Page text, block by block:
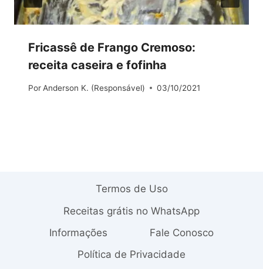
Fricassê de Frango Cremoso:
receita caseira e fofinha
Por Anderson K. (Responsável) 03/10/2021
Termos de Uso
Receitas grátis no WhatsApp
Informações
Fale Conosco
Política de Privacidade